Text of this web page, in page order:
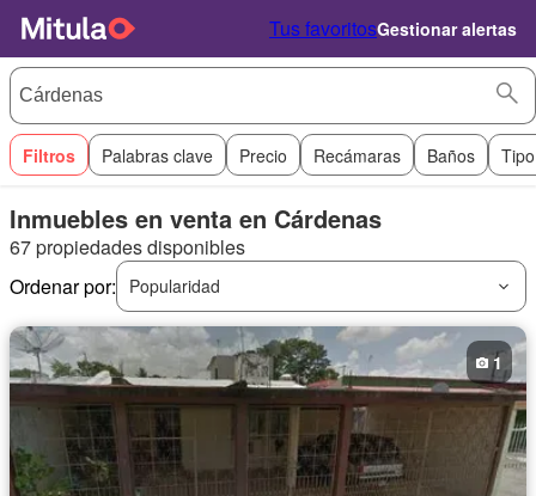
Tus favoritosGestionar alertas
Filtros Palabras clave Precio Recámaras Baños
Inmuebles en venta en Cárdenas
67 propiedades disponibles
Ordenar por:
Popularidad
1